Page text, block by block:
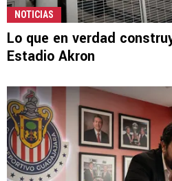
NOTICIAS
Lo que en verdad
Estadio Akron